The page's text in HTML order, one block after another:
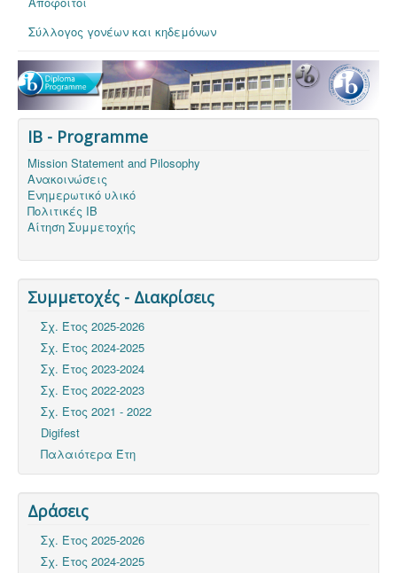
Σύλλογος γονέων και κηδεμόνων
IB - Programme
Mission Statement and Pilosophy
Ανακοινώσεις
Ενημερωτικό υλικό
Πολιτικές ΙΒ
Αίτηση Συμμετοχής
Συμμετοχές - Διακρίσεις
Σχ. Έτος 2025-2026
Σχ. Έτος 2024-2025
Σχ. Έτος 2023-2024
Σχ. Έτος 2022-2023
Σχ. Έτος 2021 - 2022
Digifest
Παλαιότερα Έτη
Δράσεις
Σχ. Έτος 2025-2026
Σχ. Έτος 2024-2025